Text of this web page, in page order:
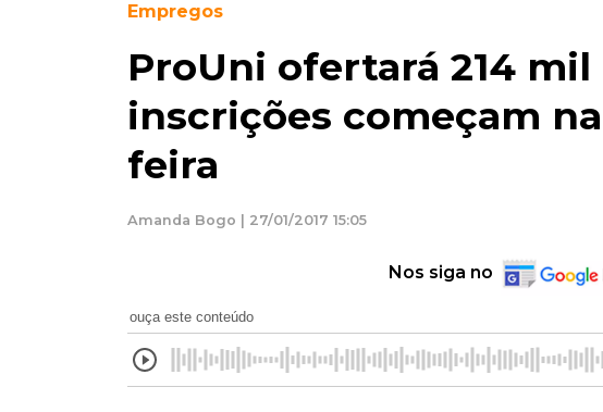
Empregos
ProUni ofertará 214 mil
inscrições começam
feira
Amanda Bogo | 27/01/2017 15:05
Nos siga no
ouça este conteúdo